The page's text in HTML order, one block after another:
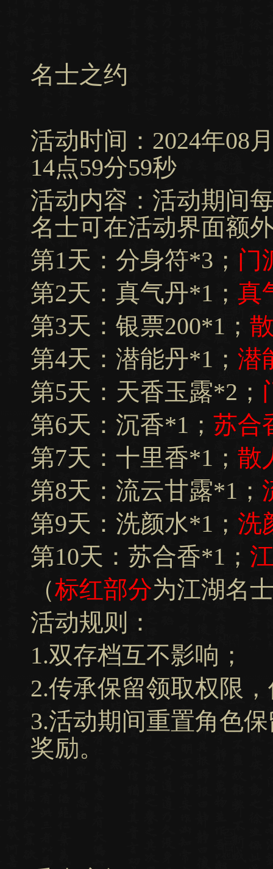
名士之约
活动时间：2024年08
14点59分59秒
活动内容：活动期间
名士可在活动界面额
第1天：分身符*3； 门
第2天：真气丹*1； 真
第3天：银票200*1；
第4天：潜能丹*1； 潜
第5天：天香玉露*2；
第6天：沉香*1； 苏合
第7天：十里香*1； 散
第8天：流云甘露*1；
第9天：洗颜水*1； 洗
第10天：苏合香*1；
（标红部分为江湖名
活动规则：
1.双存档互不影响；
2.传承保留领取权限
3.活动期间重置角色
奖励。